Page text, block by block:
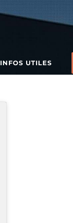
INFOS UTILES